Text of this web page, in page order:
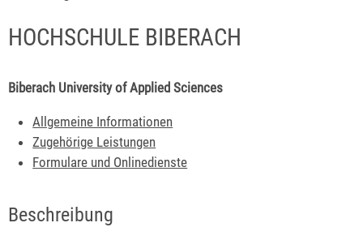
HOCHSCHULE BIBERACH
Biberach University of Applied Sciences
Allgemeine Informationen
Zugehörige Leistungen
Formulare und Onlinedienste
Beschreibung